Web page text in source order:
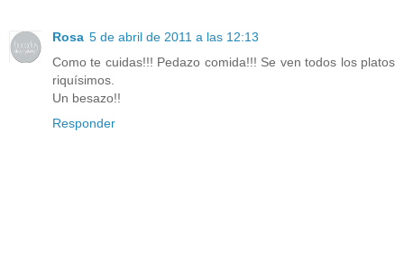
Rosa 5 de abril de 2011 a las 12:13
Como te cuidas!!! Pedazo comida!!! Se ven todos los platos
riquísimos.
Un besazo!!
Responder